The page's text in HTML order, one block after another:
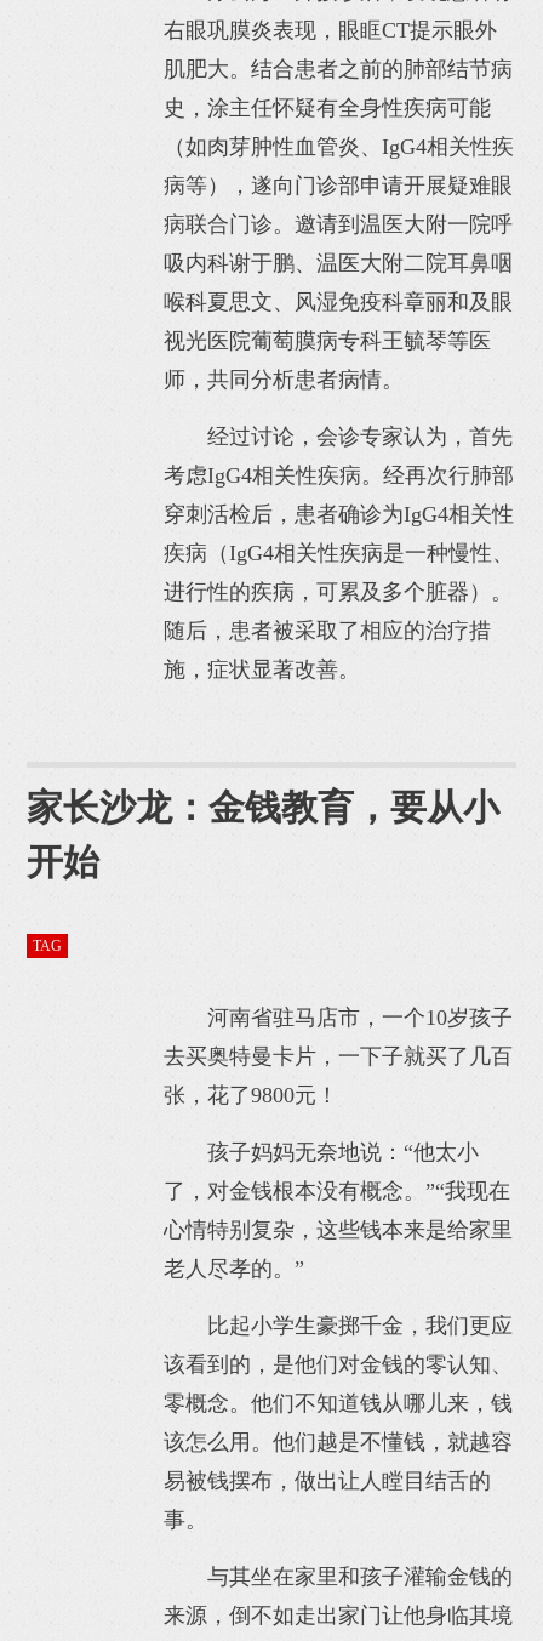
右眼巩膜炎表现，眼眶CT提示眼外
肌肥大。结合患者之前的肺部结节病
史，涂主任怀疑有全身性疾病可能
（如肉芽肿性血管炎、IgG4相关性疾
病等），遂向门诊部申请开展疑难眼
病联合门诊。邀请到温医大附一院呼
吸内科谢于鹏、温医大附二院耳鼻咽
喉科夏思文、风湿免疫科章丽和及眼
视光医院葡萄膜病专科王毓琴等医
师，共同分析患者病情。
经过讨论，会诊专家认为，首先
考虑IgG4相关性疾病。经再次行肺部
穿刺活检后，患者确诊为IgG4相关性
疾病（IgG4相关性疾病是一种慢性、
进行性的疾病，可累及多个脏器）。
随后，患者被采取了相应的治疗措
施，症状显著改善。
家长沙龙：金钱教育，要从小
开始
TAG
河南省驻马店市，一个10岁孩子
去买奥特曼卡片，一下子就买了几百
张，花了9800元！
孩子妈妈无奈地说：“他太小
了，对金钱根本没有概念。”“我现在
心情特别复杂，这些钱本来是给家里
老人尽孝的。”
比起小学生豪掷千金，我们更应
该看到的，是他们对金钱的零认知、
零概念。他们不知道钱从哪儿来，钱
该怎么用。他们越是不懂钱，就越容
易被钱摆布，做出让人瞠目结舌的
事。
与其坐在家里和孩子灌输金钱的
来源，倒不如走出家门让他身临其境